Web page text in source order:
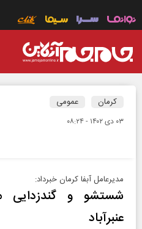
کرمان عمومی
۰۳ دی ۱۴۰۲ - ۰۸:۲۴
مدیرعامل آبفا کرمان خبرداد:
شستشو و گندزدایی
عنبرآباد